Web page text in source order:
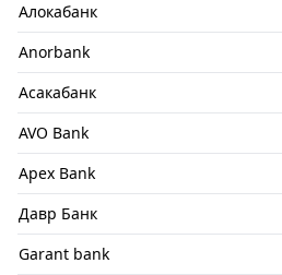
Алокабанк
Anorbank
Асакабанк
AVO Bank
Apex Bank
Давр Банк
Garant bank